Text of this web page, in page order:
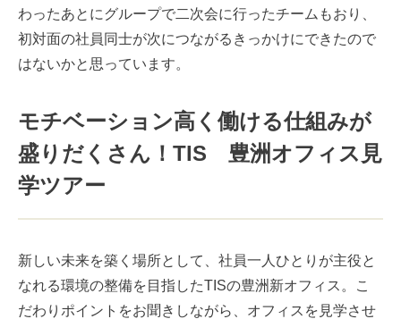
わったあとにグループで二次会に行ったチームもおり、
初対面の社員同士が次につながるきっかけにできたので
はないかと思っています。
モチベーション高く働ける仕組みが
盛りだくさん！TIS 豊洲オフィス見
学ツアー
新しい未来を築く場所として、社員一人ひとりが主役と
なれる環境の整備を目指したTISの豊洲新オフィス。こ
だわりポイントをお聞きしながら、オフィスを見学させ